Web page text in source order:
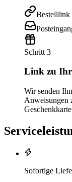
Bestelllink
Schritt 3
Link zu
Wir senden
Anweisungen
Sofortige